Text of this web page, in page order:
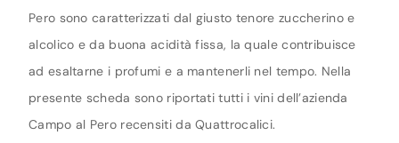
Pero sono caratterizzati dal giusto tenore zuccherino e
alcolico e da buona acidità fissa, la quale contribuisce
ad esaltarne i profumi e a mantenerli nel tempo. Nella
presente scheda sono riportati tutti i vini dell’azienda
Campo al Pero recensiti da Quattrocalici.